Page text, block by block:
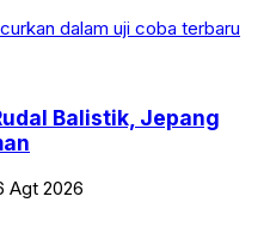
Balistik, Jepang
Agt 2026